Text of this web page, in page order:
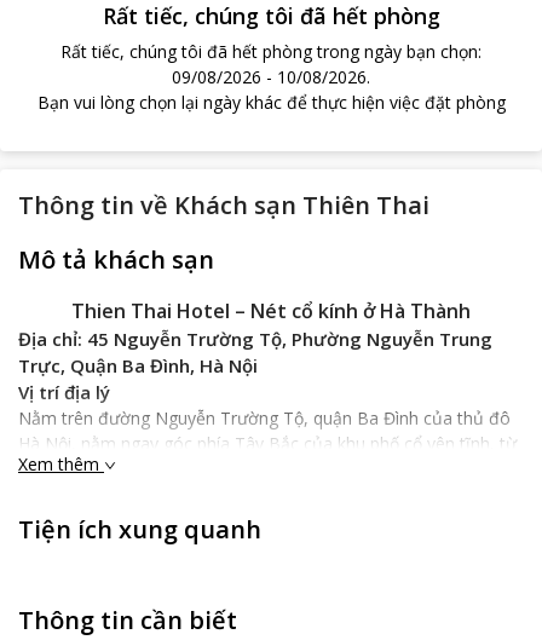
Rất tiếc, chúng tôi đã hết phòng
Rất tiếc, chúng tôi đã hết phòng trong ngày bạn chọn:
09/08/2026 - 10/08/2026.
Bạn vui lòng chọn lại ngày khác để thực hiện việc đặt phòng
Thông tin về Khách sạn Thiên Thai
Mô tả khách sạn
Thien Thai Hotel – Nét cổ kính ở Hà Thành
Địa chỉ: 45 Nguyễn Trường Tộ, Phường Nguyễn Trung
Trực, Quận Ba Đình, Hà Nội
Vị trí địa lý
Nằm trên đường Nguyễn Trường Tộ, quận Ba Đình của thủ đô
Hà Nội, nằm ngay góc phía Tây Bắc của khu phố cổ yên tĩnh, từ
Thiên Thai hotel
việc khám phà nét cổ kính của Hà Nội trở nên vô cùng dễ dàng.
Sauk hi đã khám phà hết những nét cổ kính của Hà Nội, từ Thiên
hơn.
Xem thêm
Tiện ích xung quanh
Thông tin cần biết